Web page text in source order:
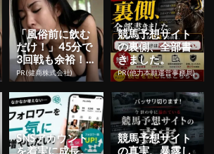
「風俗前に飲む
だけ！」45分で
3回戦も余裕！1
日31円で朝まで
絶好調
PR(健商株式会社)
競馬予想サイト
の裏側、全部書
きました。
PR(他力本願運営事務局)
SNSアカウント
を着実に成長。
競馬予想サイト
の真実、暴露し